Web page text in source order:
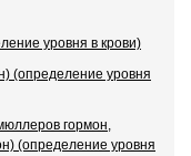
уровня в крови)
(определение уровня
гормон,
(определение уровня